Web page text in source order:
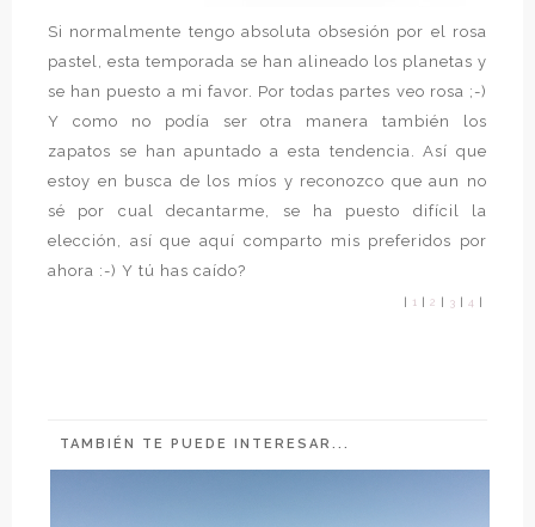
Si normalmente tengo absoluta obsesión por el rosa
pastel, esta temporada se han alineado los planetas y
se han puesto a mi favor. Por todas partes veo rosa ;-)
Y como no podía ser otra manera también los
zapatos se han apuntado a esta tendencia. Así que
estoy en busca de los míos y reconozco que aun no
sé por cual decantarme, se ha puesto difícil la
elección, así que aquí comparto mis preferidos por
ahora :-) Y tú has caído?
1 2 3 4
TAMBIÉN TE PUEDE INTERESAR...